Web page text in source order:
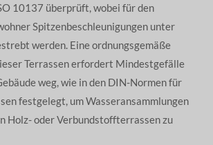
10137 überprüft, wobei für den
Spitzenbeschleunigungen unter
werden. Eine ordnungsgemäße
Terrassen erfordert Mindestgefälle
weg, wie in den DIN-Normen für
festgelegt, um Wasseransammlungen
Holz- oder Verbundstoffterrassen zu